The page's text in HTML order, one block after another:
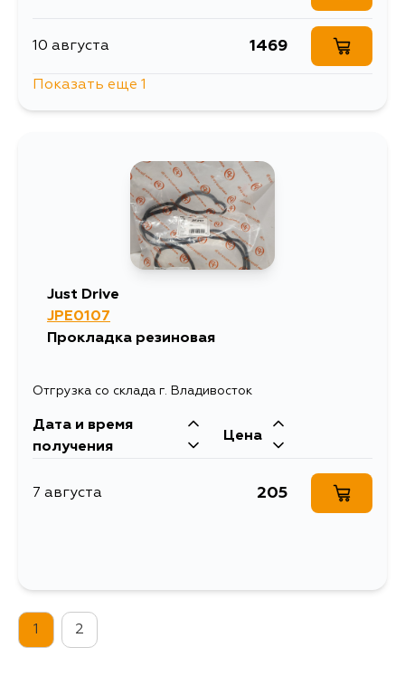
10 августа 1469
Показать еще 1
Just Drive
JPE0107
Прокладка резиновая
Отгрузка со склада г. Владивосток
Дата и время
получения
Цена
7 августа 205
1 2